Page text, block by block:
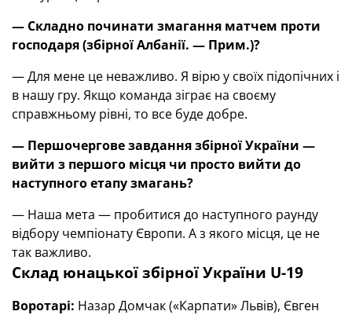
— Складно починати змагання матчем проти
господаря (збірної Албанії. — Прим.)?
— Для мене це неважливо. Я вірю у своїх підопічних і
в нашу гру. Якщо команда зіграє на своєму
справжньому рівні, то все буде добре.
— Першочергове завдання збірної України —
вийти з першого місця чи просто вийти до
наступного етапу змагань?
— Наша мета — пробитися до наступного раунду
відбору чемпіонату Європи. А з якого місця, це не
так важливо.
Склад юнацької збірної України U-19
Воротарі: Назар Домчак («Карпати» Львів), Євген